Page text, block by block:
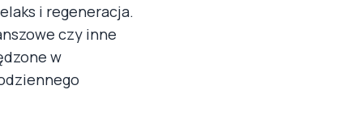
i regeneracja.
czy inne
w